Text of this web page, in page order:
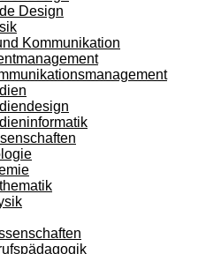
Design
Kommunikation